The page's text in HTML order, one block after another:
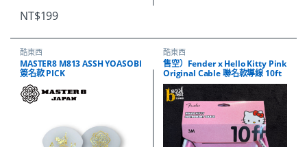
NT$199
酷東西
MASTER8 M813 ASSH YOASOBI
簽名款 PICK
酷東西
售空）Fender x Hello Kitty Pink
Original Cable 聯名款導線 10ft